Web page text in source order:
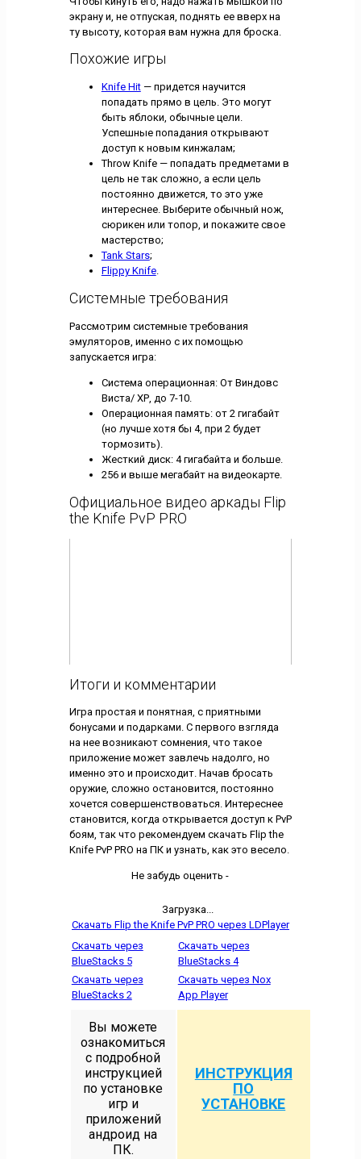
экрану и, не отпуская, поднять ее вверх на
ту высоту, которая вам нужна для броска.
Похожие игры
Knife Hit— придется научится
попадать прямо в цель. Это могут
быть яблоки, обычные цели.
Успешные попадания открывают
доступ к новым кинжалам;
Throw Knife — попадать предметами в
цель не так сложно, а если цель
постоянно движется, то это уже
интереснее. Выберите обычный нож,
сюрикен или топор, и покажите свое
мастерство;
Tank Stars;
Flippy Knife.
Системные требования
Рассмотрим системные требования
эмуляторов, именно с их помощью
запускается игра:
Система операционная: От Виндовс
Виста/ ХР, до 7-10.
Операционная память: от 2 гигабайт
(но лучше хотя бы 4, при 2 будет
тормозить).
Жесткий диск: 4 гигабайта и больше.
256 и выше мегабайт на видеокарте.
Официальное видео аркады Flip
the Knife PvP PRO
Итоги и комментарии
Игра простая и понятная, с приятными
бонусами и подарками. С первого взгляда
на нее возникают сомнения, что такое
приложение может завлечь надолго, но
именно это и происходит. Начав бросать
оружие, сложно остановится, постоянно
хочется совершенствоваться. Интереснее
становится, когда открывается доступ к PvP
боям, так что рекомендуем скачать Flip the
Knife PvP PRO на ПК и узнать, как это весело.
Не забудь оценить -
Загрузка...
Скачать Flip the Knife PvP PRO через LDPlayer
Скачать через
BlueStacks 5
Скачать через
BlueStacks 4
Скачать через
BlueStacks 2
Скачать через Nox
App Player
Вы можете
ознакомиться
с подробной
инструкцией
по установке
игр и
приложений
андроид на
ПК.
ИНСТРУКЦИЯ
ПО
УСТАНОВКЕ